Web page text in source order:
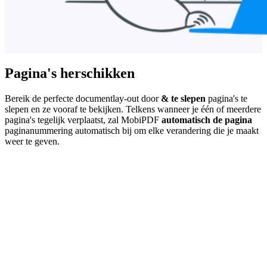
Pagina's herschikken
Bereik de perfecte documentlay-out door & te slepen pagina's te
slepen en ze vooraf te bekijken. Telkens wanneer je één of meerdere
pagina's tegelijk verplaatst, zal MobiPDF automatisch de pagina
paginanummering automatisch bij om elke verandering die je maakt
weer te geven.